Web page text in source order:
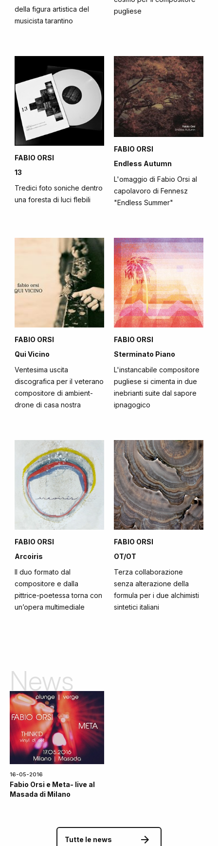
della figura artistica del
musicista tarantino
pugliese
FABIO ORSI
13
Tredici foto soniche dentro
una foresta di luci flebili
FABIO ORSI
Endless Autumn
L'omaggio di Fabio Orsi al
capolavoro di Fennesz
"Endless Summer"
FABIO ORSI
Qui Vicino
Ventesima uscita
discografica per il veterano
compositore di ambient-
drone di casa nostra
FABIO ORSI
Sterminato Piano
L'instancabile compositore
pugliese si cimenta in due
inebrianti suite dal sapore
ipnagogico
FABIO ORSI
Arcoiris
Il duo formato dal
compositore e dalla
pittrice-poetessa torna con
un’opera multimediale
FABIO ORSI
OT/OT
Terza collaborazione
senza alterazione della
formula per i due alchimisti
sintetici italiani
News
16-05-2016
Fabio Orsi e Meta- live al
Masada di Milano
Tutte le news